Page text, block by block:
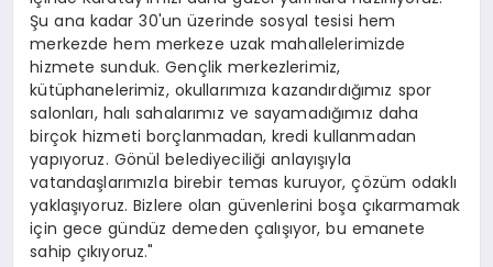
Şu ana kadar 30'un üzerinde sosyal tesisi hem
merkezde hem merkeze uzak mahallelerimizde
hizmete sunduk. Gençlik merkezlerimiz,
kütüphanelerimiz, okullarımıza kazandırdığımız spor
salonları, halı sahalarımız ve sayamadığımız daha
birçok hizmeti borçlanmadan, kredi kullanmadan
yapıyoruz. Gönül belediyeciliği anlayışıyla
vatandaşlarımızla birebir temas kuruyor, çözüm odaklı
yaklaşıyoruz. Bizlere olan güvenlerini boşa çıkarmamak
için gece gündüz demeden çalışıyor, bu emanete
sahip çıkıyoruz."